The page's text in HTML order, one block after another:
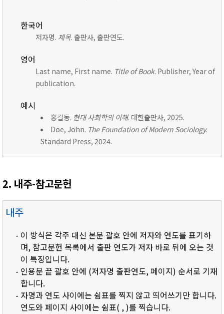
한국어
저자명. 제목. 출판사, 출판연도.
영어
Last name, First name. Title of Book. Publisher, Year of
publication.
예시
홍길동. 현대 사회학의 이해. 대한출판사, 2025.
Doe, John. The Foundation of Modern Sociology.
Standard Press, 2024.
2. 내주-참고문헌
내주
- 이 방식은 각주 대신 본문 괄호 안에 저자와 연도를 표기하
며, 참고문헌 목록에서 출판 연도가 저자 바로 뒤에 오는 것
이 특징입니다.
- 인용문 끝 괄호 안에 (저자명 출판연도, 페이지) 순서로 기재
합니다.
- 자명과 연도 사이에는 쉼표를 찍지 않고 띄어쓰기만 합니다.
연도와 페이지 사이에는 쉼표( , )를 찍습니다.